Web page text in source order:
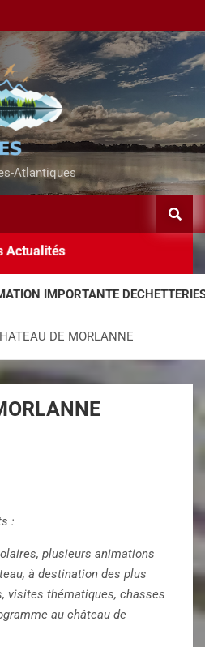
Atlantiques
Actualités
DECHETTERIES –
DE MORLANNE
:
plusieurs animations
à destination des plus
visites thématiques, chasses
au château de